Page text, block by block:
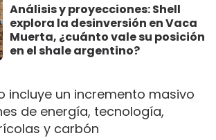
Análisis y proyecciones: Shell
explora la desinversión en Vaca
Muerta, ¿cuánto vale su posición
en el shale argentino?
incluye un incremento masivo
de energía, tecnología,
y carbón